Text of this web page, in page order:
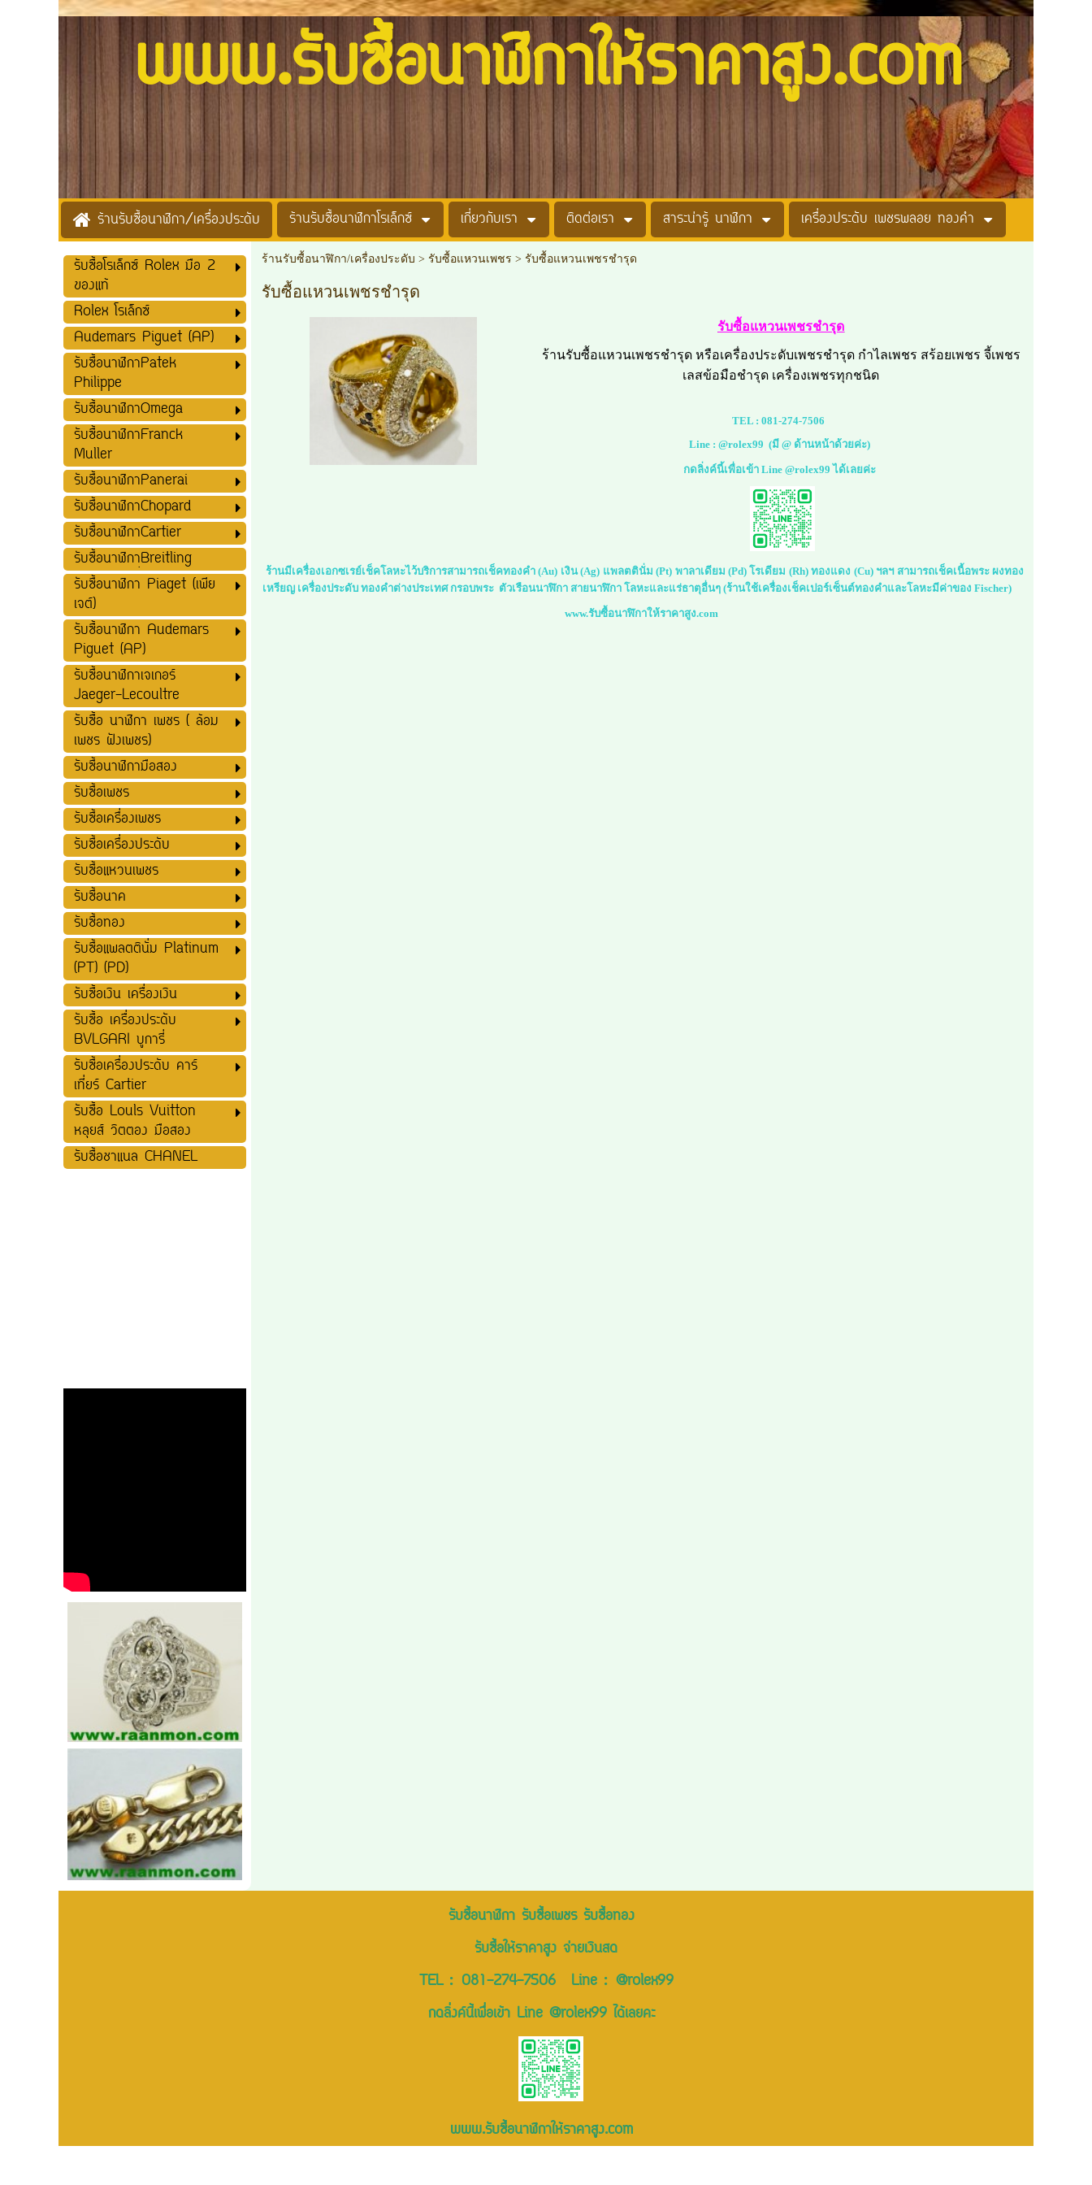
www.รับซื้อนาฬิกาให้ราคาสูง.com
ร้านรับซื้อนาฬิกา/เครื่องประดับ ร้านรับซื้อนาฬิกาโรเล็กซ์ เกี่ยวกับเรา ติดต่อเรา สาระน่ารู้ นาฬิกา เครื่องประดับ เพชรพลอย ทองคำ
รับซื้อโรเล็กซ์ Rolex มือ 2
ของแท้
Rolex โรเล็กซ์
Audemars Piguet (AP)
รับซื้อนาฬิกาPatek
Philippe
รับซื้อนาฬิกาOmega
รับซื้อนาฬิกาFranck
Muller
รับซื้อนาฬิกาPanerai
รับซื้อนาฬิกาChopard
รับซื้อนาฬิกาCartier
รับซื้อนาฬิกาฺฺBreitling
รับซื้อนาฬิกา Piaget (เพีย
เจต์)
รับซื้อนาฬิกา Audemars
Piguet (AP)
รับซื้อนาฬิกาเจเกอร์
Jaeger-Lecoultre
รับซื้อ นาฬิกา เพชร ( ล้อม
เพชร ฝังเพชร)
รับซื้อนาฬิกามือสอง
รับซื้อเพชร
รับซื้อเครื่องเพชร
รับซื้อเครื่องประดับ
รับซื้อแหวนเพชร
รับซื้อนาค
รับซื้อทอง
รับซื้อแพลตตินั่ม Platinum
(PT) (PD)
รับซื้อเงิน เครื่องเงิน
รับซื้อ เครื่องประดับ
BVLGARI บูการี่
รับซื้อเครื่องประดับ คาร์
เที่ยร์ Cartier
รับซื้อ Louls Vuitton
หลุยส์ วิตตอง มือสอง
รับซื้อชาแนล CHANEL
ร้านรับซื้อนาฬิกา/เครื่องประดับ > รับซื้อแหวนเพชร > รับซื้อแหวนเพชรชำรุด
รับซื้อแหวนเพชรชำรุด
รับซื้อแหวนเพชรชำรุด
ร้านรับซื้อแหวนเพชรชำรุด หรือเครื่องประดับเพชรชำรุด กำไลเพชร สร้อยเพชร จี้เพชร
เลสข้อมือชำรุด เครื่องเพชรทุกชนิด
TEL : 081-274-7506
Line : @rolex99 (มี @ ด้านหน้าด้วยค่ะ)
กดลิ่งค์นี้เพื่อเข้า Line @rolex99 ได้เลยค่ะ
ร้านมีเครื่องเอกซเรย์เช็คโลหะไว้บริการสามารถเช็คทองคำ (Au) เงิน (Ag) แพลตตินั่ม (Pt) พาลาเดียม (Pd) โรเดียม (Rh) ทองแดง (Cu) ฯลฯ สามารถเช็คเนื้อพระ ผงทอง
เหรียญ เครื่องประดับ ทองคำต่างประเทศ กรอบพระ ตัวเรือนนาฬิกา สายนาฬิกา โลหะและแร่ธาตุอื่นๆ (ร้านใช้เครื่องเช็คเปอร์เซ็นต์ทองคำและโลหะมีค่าของ Fischer)
www.รับซื้อนาฬิกาให้ราคาสูง.com
รับซื้อนาฬิกา รับซื้อเพชร รับซื้อทอง
รับซื้อให้ราคาสูง จ่ายเงินสด
TEL : 081-274-7506Line : @rolex99
กดลิ่งค์นี้เพื่อเข้า Line @rolex99 ได้เลยคะ
www.รับซื้อนาฬิกาให้ราคาสูง.com